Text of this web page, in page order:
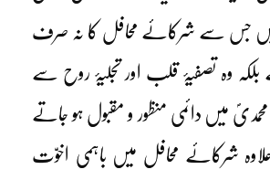
ہیں جس سے شرکائے محافل کا نہ صرف
بلکہ وہ تصفیۂ قلب اور تجلیۂ روح سے
میں دائمی منظور و مقبول ہو جاتے
شرکائے محافل میں باہمی اخوّت